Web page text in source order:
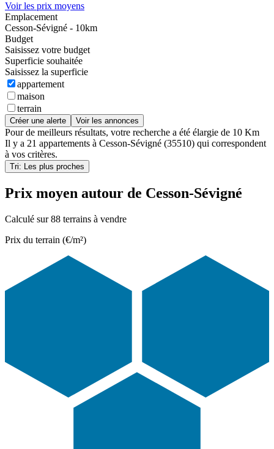
Voir les prix moyens
Emplacement
Cesson-Sévigné - 10km
Budget
Saisissez votre budget
Superficie souhaitée
Saisissez la superficie
appartement
maison
terrain
Créer une alerte Voir les annonces
Pour de meilleurs résultats, votre recherche a été élargie de 10 Km
Il y a 21 appartements à Cesson-Sévigné (35510) qui correspondent
à vos critères.
Tri: Les plus proches
Prix moyen autour de Cesson-Sévigné
Calculé sur 88 terrains à vendre
Prix du terrain (€/m²)